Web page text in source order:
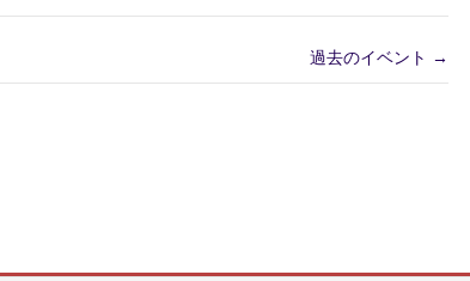
過去のイベント →